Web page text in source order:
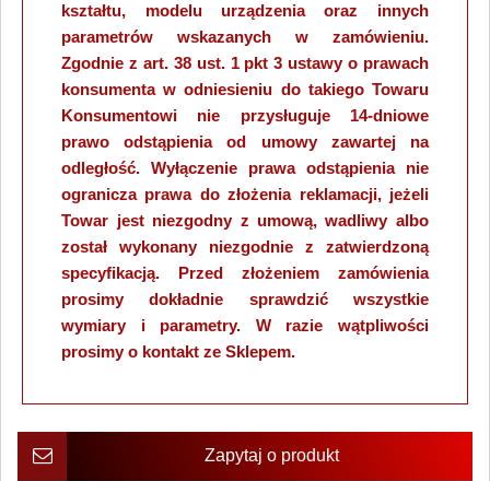
kształtu, modelu urządzenia oraz innych
parametrów wskazanych w zamówieniu.
Zgodnie z art. 38 ust. 1 pkt 3 ustawy o prawach
konsumenta w odniesieniu do takiego Towaru
Konsumentowi nie przysługuje 14-dniowe
prawo odstąpienia od umowy zawartej na
odległość. Wyłączenie prawa odstąpienia nie
ogranicza prawa do złożenia reklamacji, jeżeli
Towar jest niezgodny z umową, wadliwy albo
został wykonany niezgodnie z zatwierdzoną
specyfikacją. Przed złożeniem zamówienia
prosimy dokładnie sprawdzić wszystkie
wymiary i parametry. W razie wątpliwości
prosimy o kontakt ze Sklepem.
Zapytaj o produkt